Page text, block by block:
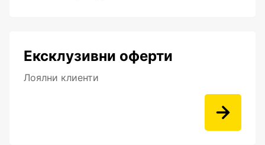
Ексклузивни оферти
Лоялни клиенти